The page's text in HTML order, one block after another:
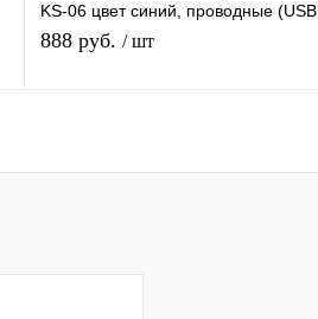
KS-06 цвет синий, проводные (USB
2.0), стерео
888 руб. / шт